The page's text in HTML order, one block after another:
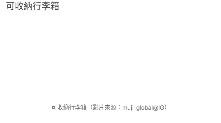
可收納行李箱
可收納行李箱（影片來源：muji_global@IG）